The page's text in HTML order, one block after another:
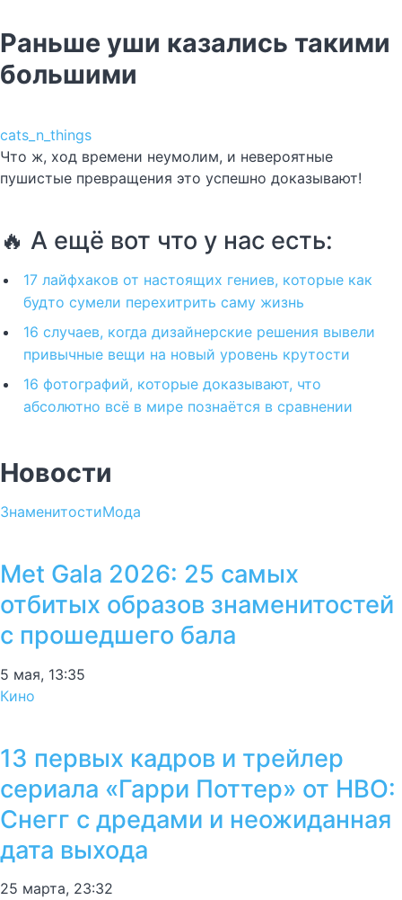
Раньше уши казались такими
большими
cats_n_things
Что ж, ход времени неумолим, и невероятные
пушистые превращения это успешно доказывают!
🔥 А ещё вот что у нас есть:
17 лайфхаков от настоящих гениев, которые как
будто сумели перехитрить саму жизнь
16 случаев, когда дизайнерские решения вывели
привычные вещи на новый уровень крутости
16 фотографий, которые доказывают, что
абсолютно всё в мире познаётся в сравнении
Новости
ЗнаменитостиМода
Met Gala 2026: 25 самых
отбитых образов знаменитостей
с прошедшего бала
5 мая, 13:35
Кино
13 первых кадров и трейлер
сериала «Гарри Поттер» от HBO:
Снегг с дредами и неожиданная
дата выхода
25 марта, 23:32